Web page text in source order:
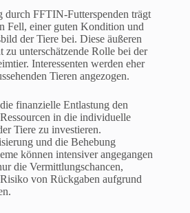
durch FFTIN-Futterspenden trägt
Fell, einer guten Kondition und
der Tiere bei. Diese äußeren
zu unterschätzende Rolle bei der
Interessenten werden eher
Tieren angezogen.
finanzielle Entlastung den
in die individuelle
Tiere zu investieren.
und die Behebung
können intensiver angegangen
die Vermittlungschancen,
von Rückgaben aufgrund